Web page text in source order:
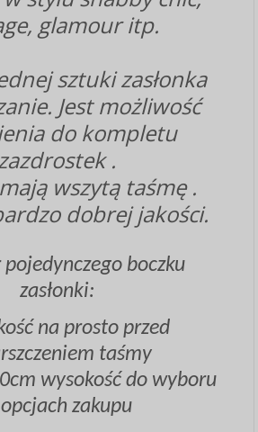
glamour itp.
sztuki zasłonka
Jest możliwość
do kompletu
.
wszytą taśmę .
dobrej jakości.
boczku
zasłonki:
na prosto przed
taśmy
wysokość do wyboru
zakupu